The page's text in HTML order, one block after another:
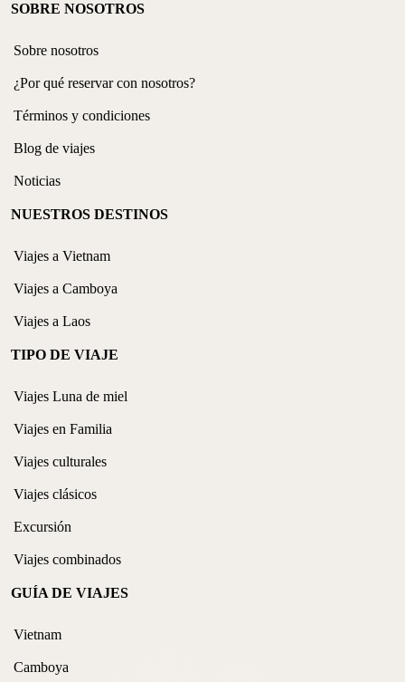
SOBRE NOSOTROS
Sobre nosotros
¿Por qué reservar con nosotros?
Términos y condiciones
Blog de viajes
Noticias
NUESTROS DESTINOS
Viajes a Vietnam
Viajes a Camboya
Viajes a Laos
TIPO DE VIAJE
Viajes Luna de miel
Viajes en Familia
Viajes culturales
Viajes clásicos
Excursión
Viajes combinados
GUÍA DE VIAJES
Vietnam
Camboya